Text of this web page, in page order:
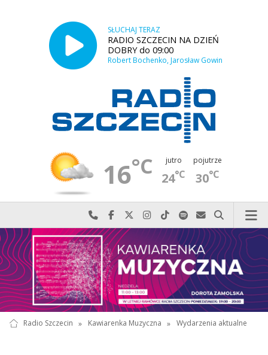
SŁUCHAJ TERAZ
RADIO SZCZECIN NA DZIEŃ
DOBRY do 09:00
Robert Bochenko, Jarosław Gowin
16°C jutro
24°C
pojutrze
30°C
Najlepiej po prostu do nas zadzwoń
Odwiedź nas na Facebook-u
Odwiedź nas na X
Odwiedź nas na Instagram-ie
Odwiedź nas na TikTok-u
Szukaj nas na Spotify
Wyślij do nas
Szukaj
Radio Szczecin » Kawiarenka Muzyczna » Wydarzenia aktualne